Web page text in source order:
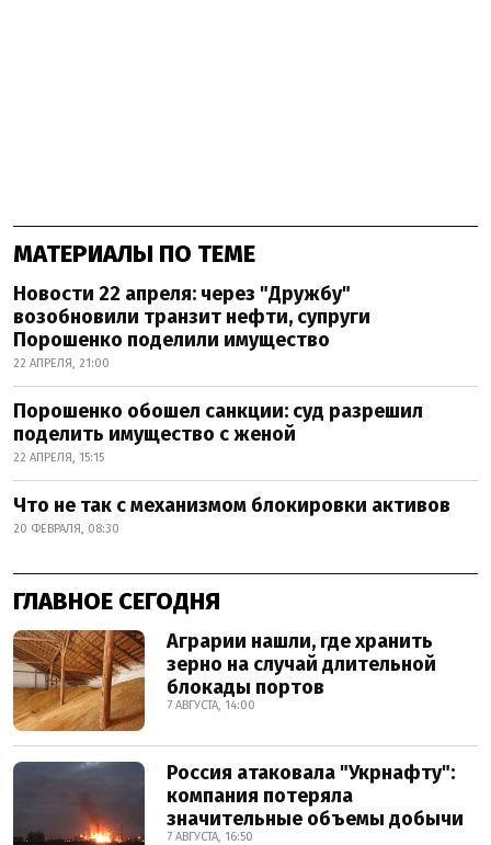
МАТЕРИАЛЫ ПО ТЕМЕ
Новости 22 апреля: через "Дружбу"
возобновили транзит нефти, супруги
Порошенко поделили имущество
22 АПРЕЛЯ, 21:00
Порошенко обошел санкции: суд разрешил
поделить имущество с женой
22 АПРЕЛЯ, 15:15
Что не так с механизмом блокировки активов
20 ФЕВРАЛЯ, 08:30
ГЛАВНОЕ СЕГОДНЯ
Аграрии нашли, где хранить
зерно на случай длительной
блокады портов
7 АВГУСТА, 14:00
Россия атаковала "Укрнафту":
компания потеряла
значительные объемы добычи
7 АВГУСТА, 16:50